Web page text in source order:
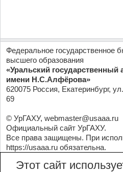
Федеральное государственное
высшего образования
«Уральский государственный
имени Н.С.Алфёрова»
620075 Россия, Екатеринбург,
69
© УрГАХУ, webmaster@usaaa.ru
Официальный сайт УрГАХУ.
Все права защищены. При
https://usaaa.ru обязательна.
Этот сайт